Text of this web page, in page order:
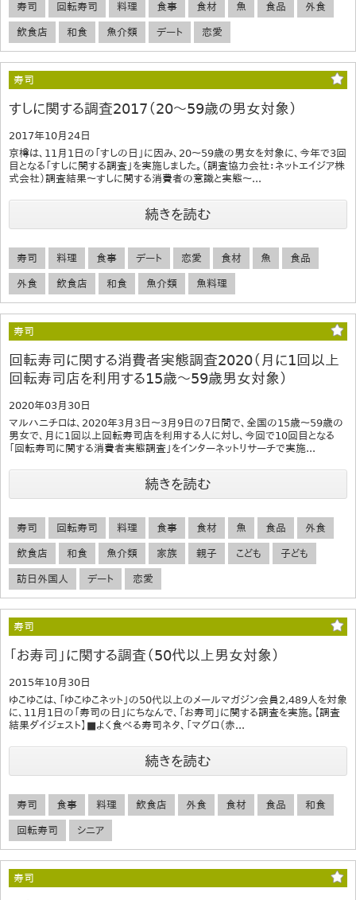
寿司 回転寿司 料理 食事 食材 魚 食品 外食
飲食店 和食 魚介類 デート 恋愛
寿司
すしに関する調査2017（20～59歳の男女対象）
2017年10月24日
京樽は、11月1日の「すしの日」に因み、20～59歳の男女を対象に、今年で3回
目となる「すしに関する調査」を実施しました。（調査協力会社：ネットエイジア株
式会社）調査結果～すしに関する消費者の意識と実態～...
続きを読む
寿司 料理 食事 デート 恋愛 食材 魚 食品
外食 飲食店 和食 魚介類 魚料理
寿司
回転寿司に関する消費者実態調査2020（月に1回以上
回転寿司店を利用する15歳～59歳男女対象）
2020年03月30日
マルハニチロは、2020年3月3日～3月9日の7日間で、全国の15歳～59歳の
男女で、月に1回以上回転寿司店を利用する人に対し、今回で10回目となる
「回転寿司に関する消費者実態調査」をインターネットリサーチで実施...
続きを読む
寿司 回転寿司 料理 食事 食材 魚 食品 外食
飲食店 和食 魚介類 家族 親子 こども 子ども
訪日外国人 デート 恋愛
寿司
「お寿司」に関する調査（50代以上男女対象）
2015年10月30日
ゆこゆこは、「ゆこゆこネット」の50代以上のメールマガジン会員2,489人を対象
に、11月1日の「寿司の日」にちなんで、「お寿司」に関する調査を実施。【調査
結果ダイジェスト】■よく食べる寿司ネタ、「マグロ（赤...
続きを読む
寿司 食事 料理 飲食店 外食 食材 食品 和食
回転寿司 シニア
寿司